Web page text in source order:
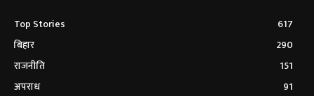
Top Stories
617
बिहार
290
राजनीति
151
अपराध
91